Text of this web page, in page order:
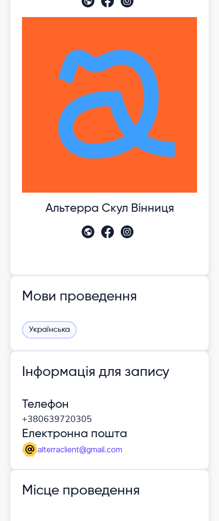
Альтерра Скул Вінниця
Мови проведення
Українська
Інформація для запису
Телефон
+380639720305
Електронна пошта
alterraclient@gmail.com
Місце проведення